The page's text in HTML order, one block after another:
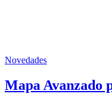
Novedades
Mapa Avanzado